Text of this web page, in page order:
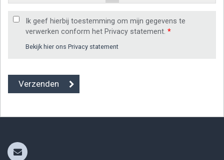
Ik geef hierbij toestemming om mijn gegevens te
verwerken conform het Privacy statement. *
Bekijk hier ons Privacy statement